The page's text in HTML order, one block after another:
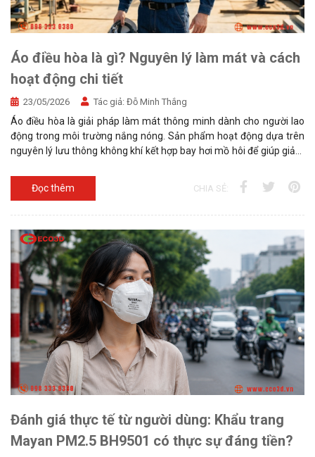
Áo điều hòa là gì? Nguyên lý làm mát và cách
hoạt động chi tiết
23/05/2026 Tác giả: Đỗ Minh Thắng
Áo điều hòa là giải pháp làm mát thông minh dành cho người lao
động trong môi trường nắng nóng. Sản phẩm hoạt động dựa trên
nguyên lý lưu thông không khí kết hợp bay hơi mồ hôi để giúp giảm
Đọc thêm
CHIA SẺ:
Đánh giá thực tế từ người dùng: Khẩu trang
Mayan PM2.5 BH9501 có thực sự đáng tiền?